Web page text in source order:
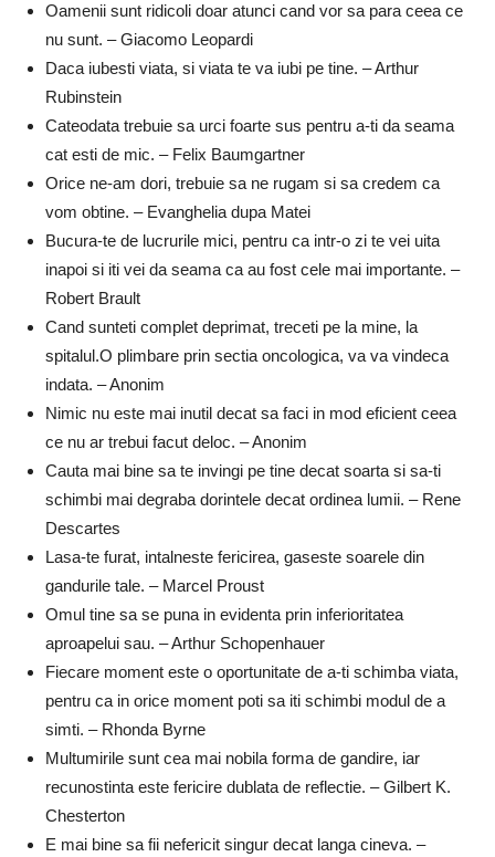
Oamenii sunt ridicoli doar atunci cand vor sa para ceea ce
nu sunt. – Giacomo Leopardi
Daca iubesti viata, si viata te va iubi pe tine. – Arthur
Rubinstein
Cateodata trebuie sa urci foarte sus pentru a-ti da seama
cat esti de mic. – Felix Baumgartner
Orice ne-am dori, trebuie sa ne rugam si sa credem ca
vom obtine. – Evanghelia dupa Matei
Bucura-te de lucrurile mici, pentru ca intr-o zi te vei uita
inapoi si iti vei da seama ca au fost cele mai importante. –
Robert Brault
Cand sunteti complet deprimat, treceti pe la mine, la
spitalul.O plimbare prin sectia oncologica, va va vindeca
indata. – Anonim
Nimic nu este mai inutil decat sa faci in mod eficient ceea
ce nu ar trebui facut deloc. – Anonim
Cauta mai bine sa te invingi pe tine decat soarta si sa-ti
schimbi mai degraba dorintele decat ordinea lumii. – Rene
Descartes
Lasa-te furat, intalneste fericirea, gaseste soarele din
gandurile tale. – Marcel Proust
Omul tine sa se puna in evidenta prin inferioritatea
aproapelui sau. – Arthur Schopenhauer
Fiecare moment este o oportunitate de a-ti schimba viata,
pentru ca in orice moment poti sa iti schimbi modul de a
simti. – Rhonda Byrne
Multumirile sunt cea mai nobila forma de gandire, iar
recunostinta este fericire dublata de reflectie. – Gilbert K.
Chesterton
E mai bine sa fii nefericit singur decat langa cineva. –